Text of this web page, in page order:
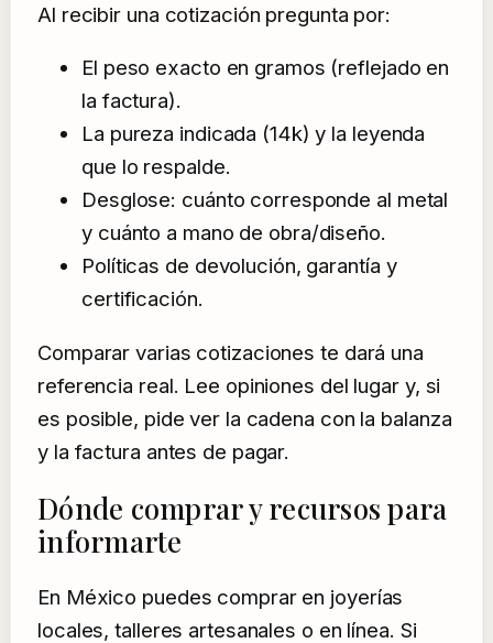
Al recibir una cotización pregunta por:
El peso exacto en gramos (reflejado en
la factura).
La pureza indicada (14k) y la leyenda
que lo respalde.
Desglose: cuánto corresponde al metal
y cuánto a mano de obra/diseño.
Políticas de devolución, garantía y
certificación.
Comparar varias cotizaciones te dará una
referencia real. Lee opiniones del lugar y, si
es posible, pide ver la cadena con la balanza
y la factura antes de pagar.
Dónde comprar y recursos para
informarte
En México puedes comprar en joyerías
locales, talleres artesanales o en línea. Si